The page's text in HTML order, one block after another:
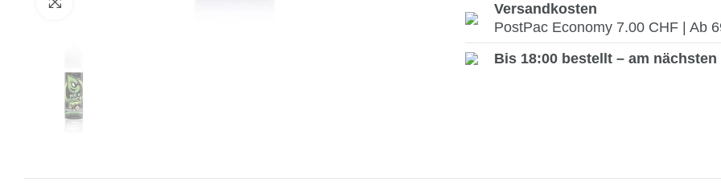
Versandkosten
PostPac Economy 7.00 CHF | Ab
Bis 18:00 bestellt – am